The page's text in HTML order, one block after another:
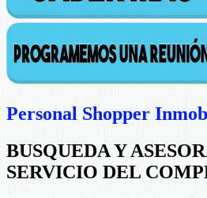
Personal Shopper
BUSQUEDA Y
SERVICIO DEL